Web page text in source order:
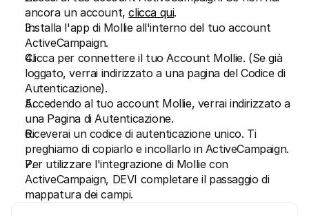
ancora un account, clicca qui.
Installa l'app di Mollie all'interno del tuo account
ActiveCampaign.
Clicca per connettere il tuo Account Mollie. (Se già
loggato, verrai indirizzato a una pagina del Codice di
Autenticazione).
Accedendo al tuo account Mollie, verrai indirizzato a
una Pagina di Autenticazione.
Riceverai un codice di autenticazione unico. Ti
preghiamo di copiarlo e incollarlo in ActiveCampaign.
Per utilizzare l'integrazione di Mollie con
ActiveCampaign, DEVI completare il passaggio di
mappatura dei campi.